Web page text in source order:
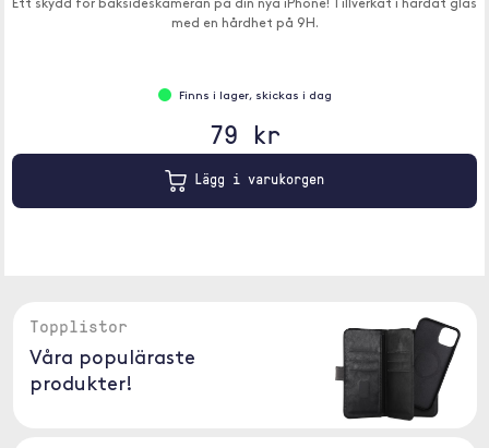
Ett skydd för baksideskameran på din nya iPhone! Tillverkat i härdat glas
med en hårdhet på 9H.
Finns i lager, skickas i dag
79 kr
Lägg i varukorgen
Topplistor
Våra populäraste
produkter!